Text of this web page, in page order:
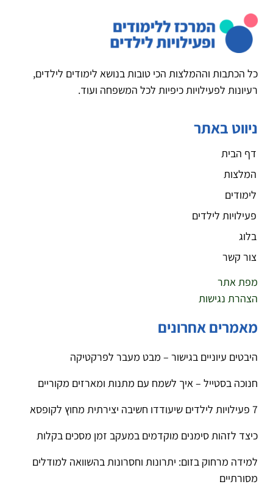
כל הכתבות וההמלצות הכי טובות בנושא לימודים לילדים,
רעיונות לפעילויות כיפיות לכל המשפחה ועוד.
ניווט באתר
דף הבית
המלצות
לימודים
פעילויות לילדים
בלוג
צור קשר
מפת אתר
הצהרת נגישות
מאמרים אחרונים
היבטים עיוניים בגישור – מבט מעבר לפרקטיקה
חנוכה בסטייל – איך לשמח עם מתנות ומארזים מקוריים
7 פעילויות לילדים שיעודדו חשיבה יצירתית מחוץ לקופסא
כיצד לזהות סימנים מוקדמים במעקב זמן מסכים בקלות
למידה מרחוק בזום: יתרונות וחסרונות בהשוואה למודלים
מסורתיים